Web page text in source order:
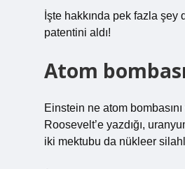
İşte hakkında pek fazla şey
patentini aldı!
Atom
Einstein ne atom
Roosevelt’e yazdığı,
iki mektubu da nükleer